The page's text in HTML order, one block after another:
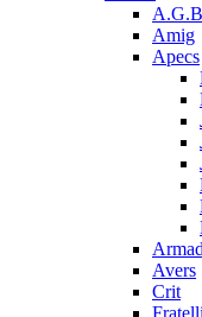
Amig
Apecs
Avers
Crit